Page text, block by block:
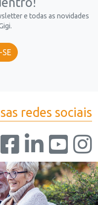
e todas as novidades
SE
redes sociais